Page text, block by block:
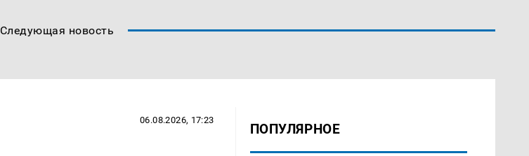
Следующая новость
06.08.2026, 17:23
ПОПУЛЯРНОЕ